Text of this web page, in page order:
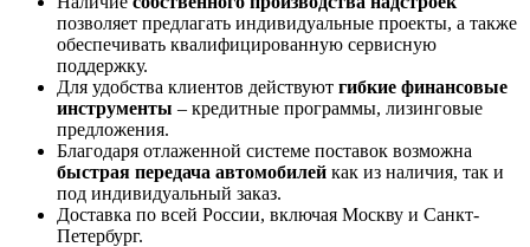
позволяет предлагать индивидуальные проекты, а также
обеспечивать квалифицированную сервисную
поддержку.
Для удобства клиентов действуют гибкие финансовые
инструменты – кредитные программы, лизинговые
предложения.
Благодаря отлаженной системе поставок возможна
быстрая передача автомобилей как из наличия, так и
под индивидуальный заказ.
Доставка по всей России, включая Москву и Санкт-
Петербург.